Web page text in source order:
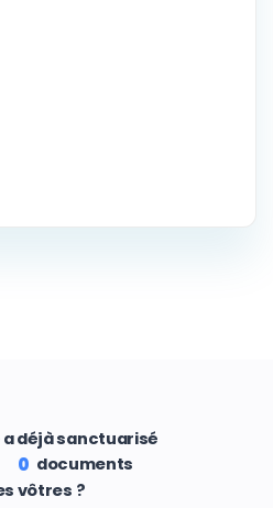
déjà sanctuarisé
0 documents
vôtres ?